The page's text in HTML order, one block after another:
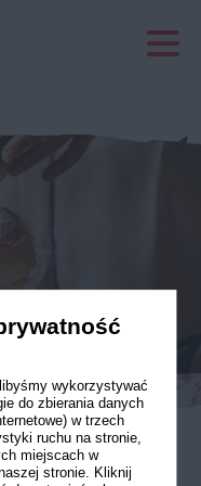
wykorzystywać
do zbierania danych
w trzech
ruchu na stronie,
miejscach w
stronie. Kliknij